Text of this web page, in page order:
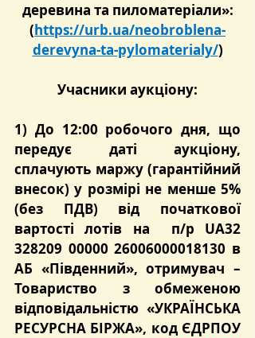
деревина та пиломатеріали»:
(https://urb.ua/neobroblena-
derevyna-ta-pylomaterialy/)
Учасники аукціону:
1) До 12:00 робочого дня, що
передує даті аукціону,
сплачують маржу (гарантійний
внесок) у розмірі не менше 5%
(без ПДВ) від початкової
вартості лотів на  п/р UA32
328209 00000 26006000018130 в
АБ «Південний», отримувач –
Товариство з обмеженою
відповідальністю «УКРАЇНСЬКА
РЕСУРСНА БІРЖА», код ЄДРПОУ